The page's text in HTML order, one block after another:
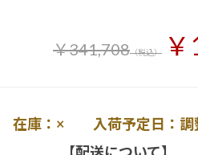
￥341,708（税込）
在庫：× 入荷予定日：調